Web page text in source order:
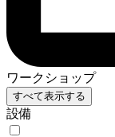
ワークショップ
すべて表示する
設備